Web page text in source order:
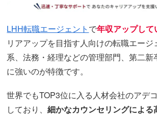
LHH転職エージェント で年収アップして
リアアップを目指す人向けの転職エージ
系、法務・経理などの管理部門、第二
に強いのが特徴です。
世界でもTOP3位に入る人材会社のアデ
しており、細かなカウンセリングによ